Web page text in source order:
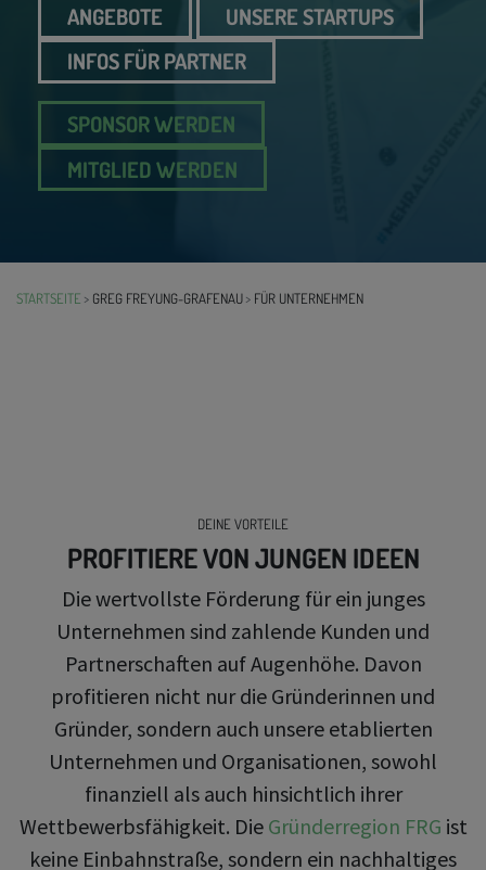
ANGEBOTE
UNSERE STARTUPS
INFOS FÜR PARTNER
SPONSOR WERDEN
MITGLIED WERDEN
STARTSEITE GREG FREYUNG-GRAFENAU FÜR UNTERNEHMEN
DEINE VORTEILE
PROFITIERE VON JUNGEN IDEEN
Die wertvollste Förderung für ein junges
Unternehmen sind zahlende Kunden und
Partnerschaften auf Augenhöhe. Davon
profitieren nicht nur die Gründerinnen und
Gründer, sondern auch unsere etablierten
Unternehmen und Organisationen, sowohl
finanziell als auch hinsichtlich ihrer
Wettbewerbsfähigkeit. Die Gründerregion FRG ist
keine Einbahnstraße, sondern ein nachhaltiges